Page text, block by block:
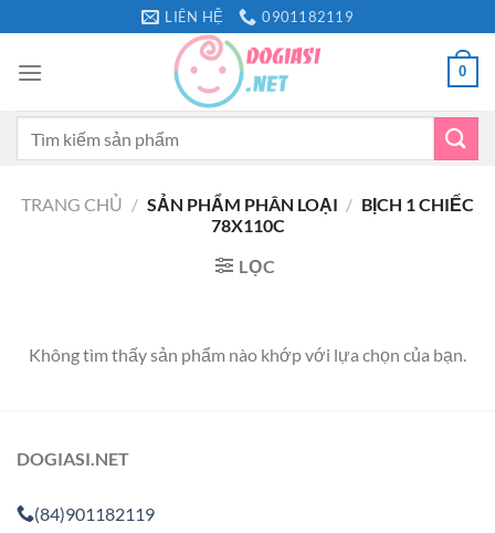
qua
nội
LIÊN HỆ 0901182119
0
TRANG CHỦ / SẢN PHẨM PHÂN LOẠI / BỊCH 1 CHIẾC
78X110C
LỌC
Không tìm thấy sản phẩm nào khớp với lựa chọn của bạn.
DOGIASI.NET
(84)901182119